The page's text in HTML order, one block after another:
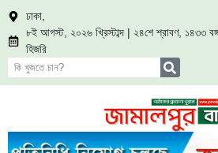
ঢাকা,
৮ই আগস্ট, ২০২৬ খ্রিস্টাব্দ | ২৪শে শ্রাবণ, ১৪৩৩
হিজরি